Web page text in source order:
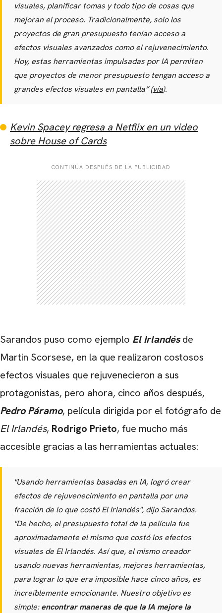
visuales, planificar tomas y todo tipo de cosas que
mejoran el proceso. Tradicionalmente, solo los
proyectos de gran presupuesto tenían acceso a
efectos visuales avanzados como el rejuvenecimiento.
Hoy, estas herramientas impulsadas por IA permiten
que proyectos de menor presupuesto tengan acceso a
grandes efectos visuales en pantalla” (vía).
Kevin Spacey regresa a Netflix en un video
sobre House of Cards
CONTINÚA DESPUÉS DE LA PUBLICIDAD
Sarandos puso como ejemplo El Irlandésde
Martin Scorsese, en la que realizaron costosos
efectos visuales que rejuvenecieron a sus
protagonistas, pero ahora, cinco años después,
Pedro Páramo, película dirigida por el fotógrafo de
El Irlandés, Rodrigo Prieto, fue mucho más
accesible gracias a las herramientas actuales:
"Usando herramientas basadas en IA, logró crear
efectos de rejuvenecimiento en pantalla por una
fracción de lo que costó El Irlandés", dijo Sarandos.
"De hecho, el presupuesto total de la película fue
aproximadamente el mismo que costó los efectos
visuales de El Irlandés. Así que, el mismo creador
usando nuevas herramientas, mejores herramientas,
para lograr lo que era imposible hace cinco años, es
increíblemente emocionante. Nuestro objetivo es
simple:encontrar maneras de que la IA mejore la
CARREGANDO PUBLICIDADE